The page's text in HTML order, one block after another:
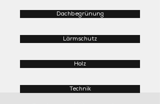
Dachbegrünung
Lärmschutz
Holz
Technik